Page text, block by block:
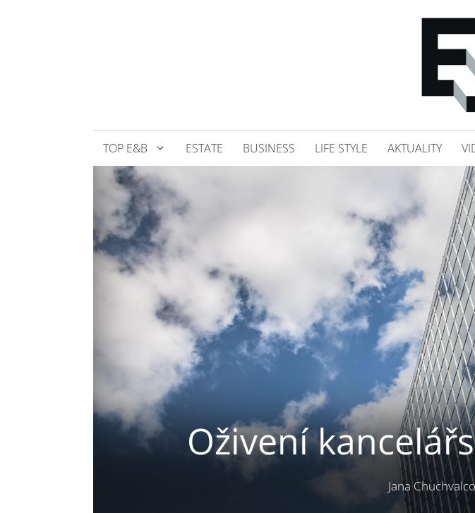
TOP E&B ESTATE BUSINESS LIFE STYLE AKTUALITY
Oživení
Jana